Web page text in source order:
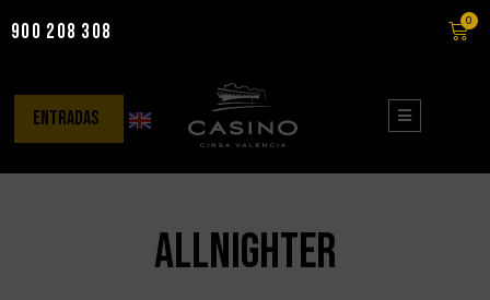
contenido
900 208 308 0
entradas
allnighter